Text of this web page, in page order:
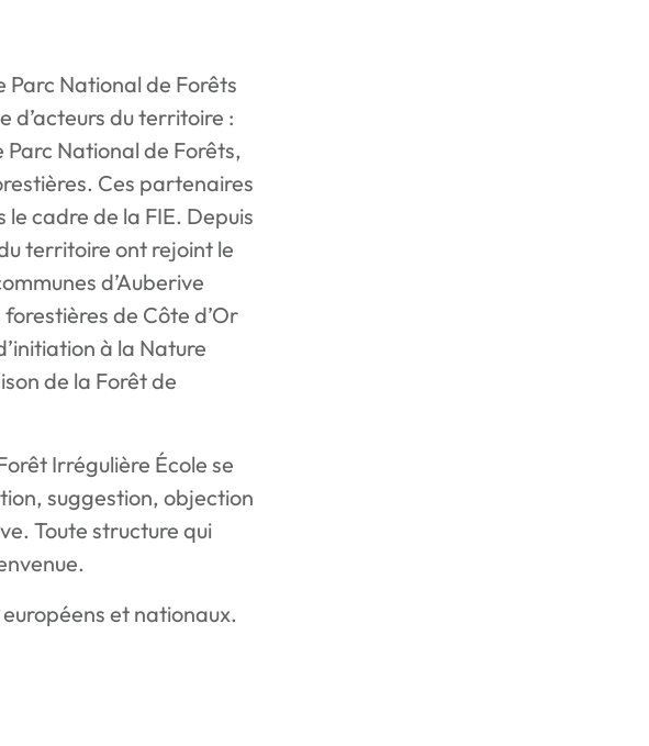
Parc National de Forêts
d’acteurs du territoire :
Parc National de Forêts,
Ces partenaires
cadre de la FIE. Depuis
territoire ont rejoint le
d’Auberive
de Côte d’Or
à la Nature
de la Forêt de
Irrégulière École se
suggestion, objection
Toute structure qui
et nationaux.